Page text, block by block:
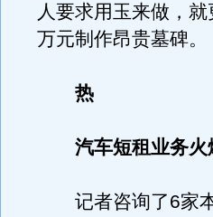
人要求用玉来做，
万元制作昂贵墓碑。
热
汽车短租业务火
记者咨询了6家本